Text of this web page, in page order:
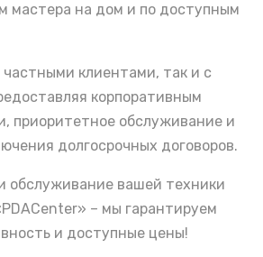
мастера на дом и по доступным
частными клиентами, так и с
корпоративным
приоритетное обслуживание и
долгосрочных договоров.
обслуживание вашей техники
– мы гарантируем
и доступные цены!